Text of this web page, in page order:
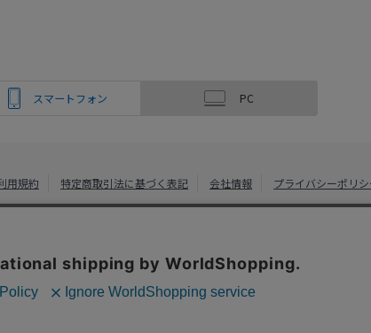
スマートフォン PC
用規約 特定商取引法に基づく表記 会社情報 プライバシーポリシ
Copyright 2022Watahan Homeaid Co., Ltd. Powered by Watahan Partners
用しています。サイト利用を継続することにより、クッキーの